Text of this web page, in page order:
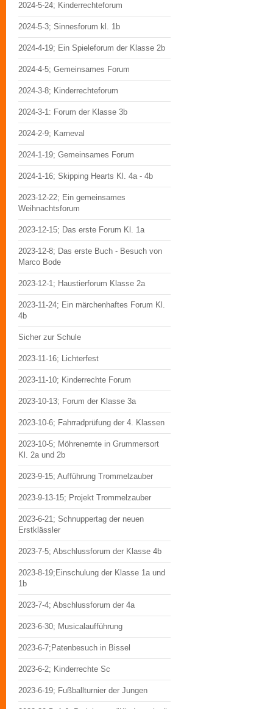
2024-5-24; Kinderrechteforum
2024-5-3; Sinnesforum kl. 1b
2024-4-19; Ein Spieleforum der Klasse 2b
2024-4-5; Gemeinsames Forum
2024-3-8; Kinderrechteforum
2024-3-1: Forum der Klasse 3b
2024-2-9; Karneval
2024-1-19; Gemeinsames Forum
2024-1-16; Skipping Hearts Kl. 4a - 4b
2023-12-22; Ein gemeinsames
Weihnachtsforum
2023-12-15; Das erste Forum Kl. 1a
2023-12-8; Das erste Buch - Besuch von
Marco Bode
2023-12-1; Haustierforum Klasse 2a
2023-11-24; Ein märchenhaftes Forum Kl.
4b
Sicher zur Schule
2023-11-16; Lichterfest
2023-11-10; Kinderrechte Forum
2023-10-13; Forum der Klasse 3a
2023-10-6; Fahrradprüfung der 4. Klassen
2023-10-5; Möhrenernte in Grummersort
Kl. 2a und 2b
2023-9-15; Aufführung Trommelzauber
2023-9-13-15; Projekt Trommelzauber
2023-6-21; Schnuppertag der neuen
Erstklässler
2023-7-5; Abschlussforum der Klasse 4b
2023-8-19;Einschulung der Klasse 1a und
1b
2023-7-4; Abschlussforum der 4a
2023-6-30; Musicalaufführung
2023-6-7;Patenbesuch in Bissel
2023-6-2; Kinderrechte Sc
2023-6-19; Fußballturnier der Jungen